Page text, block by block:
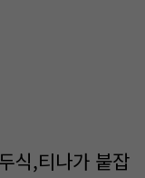
식,티나가 붙잡